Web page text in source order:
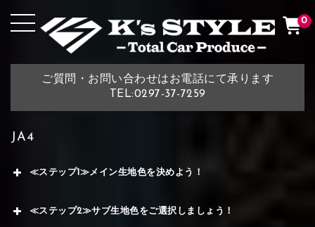
ご質問・お問い合わせはお電話にて承ります
TEL:0297-37-7259
0
JA4
≪ステップ1≫メイン生地色を決めよう！
≪ステップ2≫サブ生地色をご選択しましょう！